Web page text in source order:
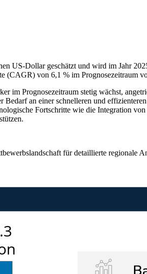
US-Dollar geschätzt und wird im Jahr
(CAGR) von 6,1 % im Prognosezeitraum
im Prognosezeitraum stetig wächst,
an einer schnelleren und
Fortschritte wie die Integration
für detaillierte regionale